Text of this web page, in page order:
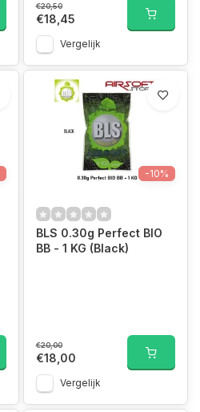
€20,50
€18,45
Vergelijk
-10%
BLS 0.30g Perfect BIO
BB - 1 KG (Black)
€20,00
€18,00
Vergelijk